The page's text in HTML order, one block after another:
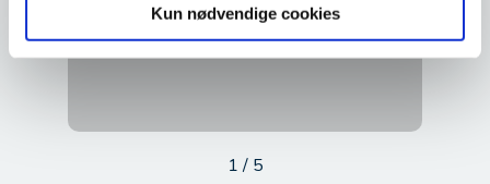
Kun nødvendige cookies
1/ 5